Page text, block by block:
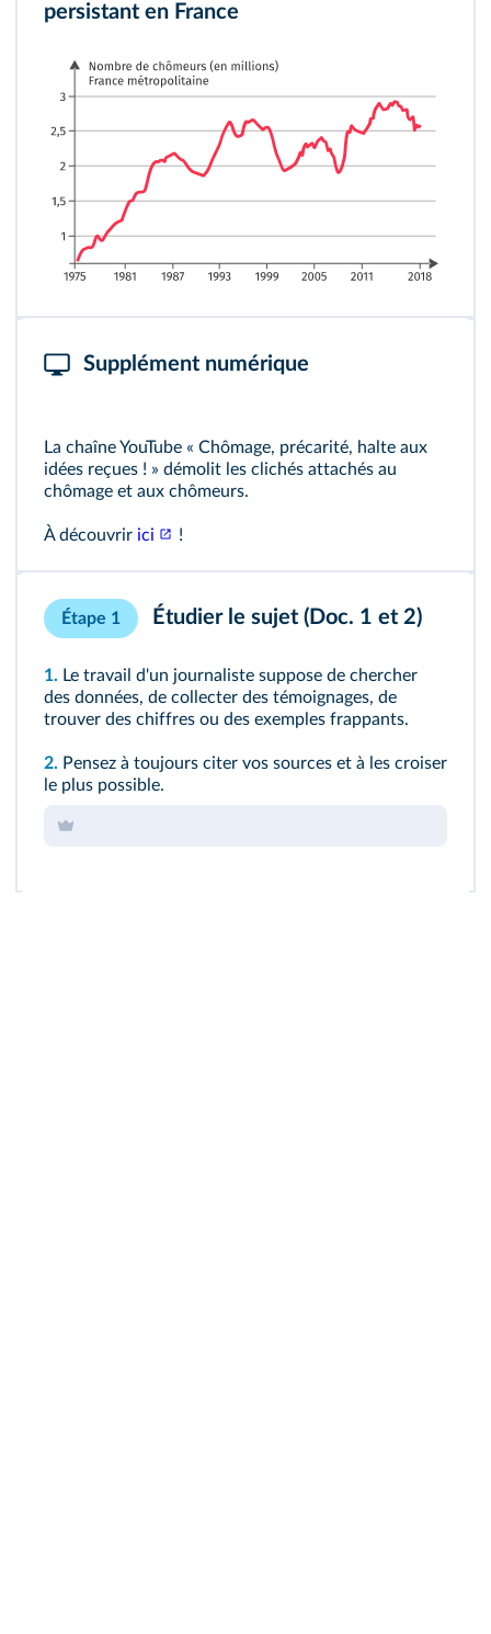
persistant en France
Supplément numérique
La chaîne YouTube « Chômage, précarité, halte aux
idées reçues ! » démolit les clichés attachés au
chômage et aux chômeurs.
À découvrir ici !
Étape 1 Étudier le sujet (Doc. 1 et 2)
1. Le travail d'un journaliste suppose de chercher
des données, de collecter des témoignages, de
trouver des chiffres ou des exemples frappants.
2. Pensez à toujours citer vos sources et à les croiser
le plus possible.